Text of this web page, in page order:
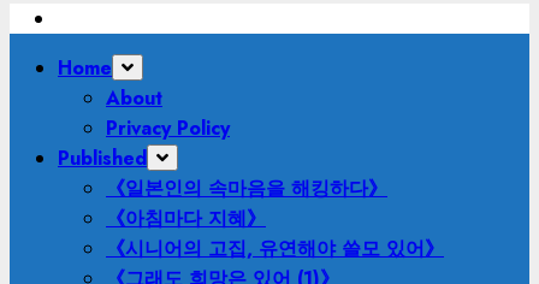
PrimaryHome
About
Privacy Policy
Published
《일본인의 속마음을 해킹하다》
《아침마다 지혜》
《시니어의 고집, 유연해야 쓸모 있어》